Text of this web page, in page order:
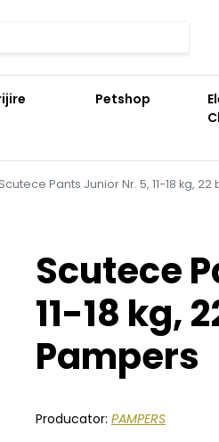
Petshop
Scutece Pants Junior Nr. 5, 11-18 kg,
Scutece
11-18 kg,
Pampers
Producator: PAMPERS